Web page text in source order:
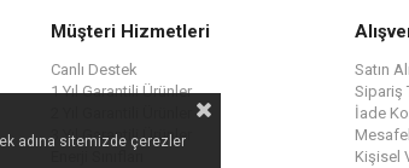
Müşteri Hizmetleri
Canlı Destek
1 Yıl Garantili Ürünler
3 Yıl Garantili Ürünler
Satın
Sipariş
İade
Kişisel
adına sitemizde çerezler